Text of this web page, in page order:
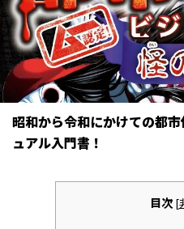
昭和から令和にかけての都
ュアル入門書！
目次 [